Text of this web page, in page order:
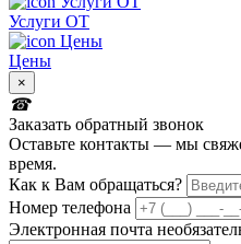
Услуги ОТ
Цены
×
Заказать обратный звонок
Оставьте контакты — мы
время.
Как к Вам обращаться?
Номер телефона
Электронная почта